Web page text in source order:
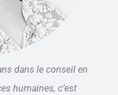
dans le conseil en
humaines, c’est